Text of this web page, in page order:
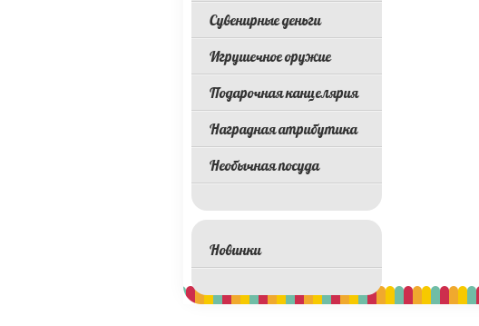
Сувенирные деньги
Игрушечное оружие
Подарочная канцелярия
Наградная атрибутика
Необычная посуда
Новинки